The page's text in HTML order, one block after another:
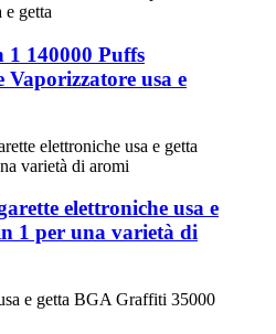
140000 Puffs
Vaporizzatore usa e
elettroniche usa e
1 per una varietà di